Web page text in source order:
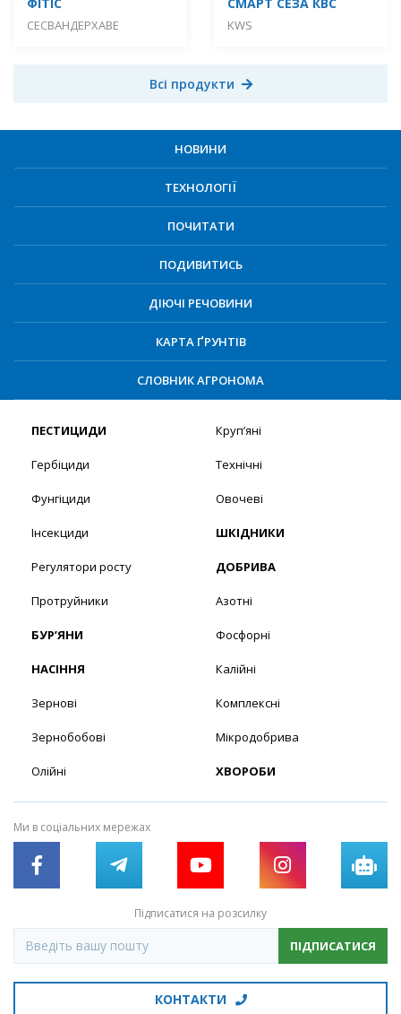
СЕСВАНДЕРХАВЕ KWS
Всі продукти
НОВИНИ
ТЕХНОЛОГІЇ
ПОЧИТАТИ
ПОДИВИТИСЬ
ДІЮЧІ РЕЧОВИНИ
КАРТА ҐРУНТІВ
СЛОВНИК АГРОНОМА
ПЕСТИЦИДИ
Гербіциди
Фунгіциди
Інсекциди
Регулятори росту
Протруйники
БУР’ЯНИ
НАСІННЯ
Зернові
Зернобобові
Олійні
Круп’яні
Технічні
Овочеві
ШКІДНИКИ
ДОБРИВА
Азотні
Фосфорні
Калійні
Комплексні
Мікродобрива
ХВОРОБИ
Ми в соціальних мережах
Підписатися на розсилку
ПІДПИСАТИСЯ
КОНТАКТИ